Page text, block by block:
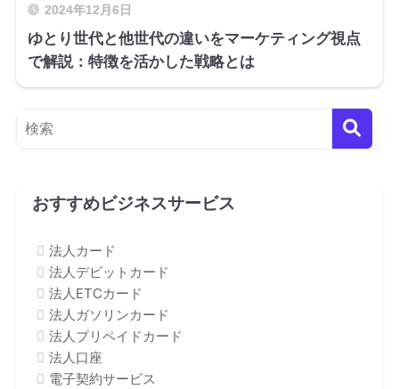
2024年12月6日
ゆとり世代と他世代の違いをマーケティング視点
で解説：特徴を活かした戦略とは
おすすめビジネスサービス
法人カード
法人デビットカード
法人ETCカード
法人ガソリンカード
法人プリペイドカード
法人口座
電子契約サービス